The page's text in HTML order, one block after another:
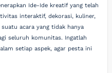
Ide-Ide kreatif yang telah
interaktif, dekorasi, kuliner,
acara yang tidak hanya
seluruh komunitas. Ingatlah
setiap aspek, agar pesta ini